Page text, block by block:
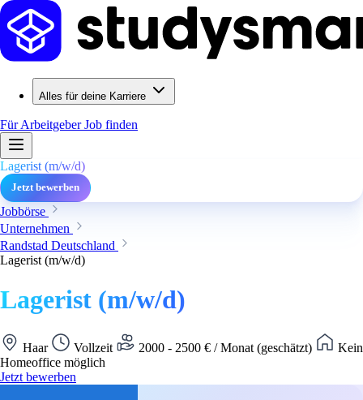
Alles für deine Karriere
Für ArbeitgeberJob finden
Lagerist (m/w/d)
Jetzt bewerben
Jobbörse
Unternehmen
Randstad Deutschland
Lagerist (m/w/d)
Lagerist (m/w/d)
Haar Vollzeit 2000 - 2500 € / Monat (geschätzt)
Kein
Homeoffice möglich
Jetzt bewerben